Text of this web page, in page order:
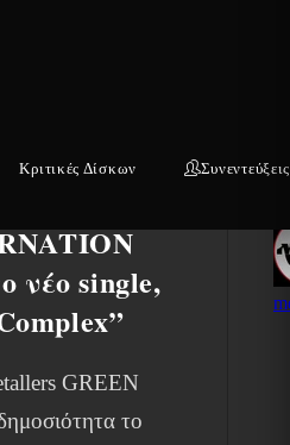
Κριτικές Δίσκων Συνεντεύξεις
νέο single,
GREEN
το